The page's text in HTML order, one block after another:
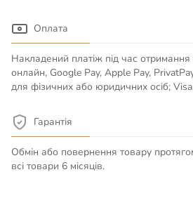
Оплата
Накладений платіж під час
онлайн, Google Pay, Apple Pay,
для фізичних або юридичних осіб;
Гарантія
Обмін або повернення товару
всі товари 6 місяців.